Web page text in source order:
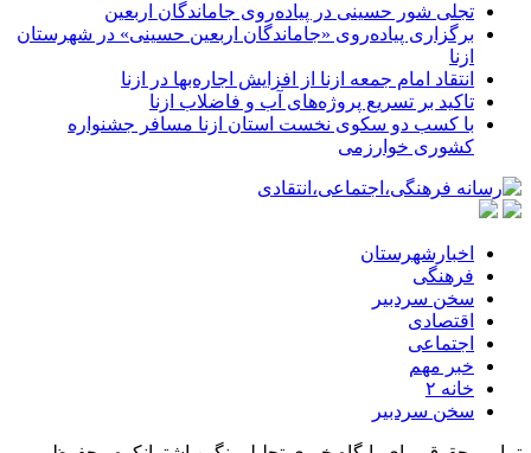
تجلی شور حسینی در پیاده‌روی جاماندگان اربعین
برگزاری پیاده‌روی «جاماندگان اربعین حسینی» در شهرستان
ازنا
انتقاد امام جمعه ازنا از افزایش اجاره‌بها در ازنا
تاکید بر تسریع پروژه‌های آب و فاضلاب ازنا
با کسب دو سکوی نخست استان ازنا مسافر جشنواره
کشوری خوارزمی
اخبارشهرستان
فرهنگی
سخن سردبیر
اقتصادی
اجتماعی
خبر مهم
خانه ۲
سخن سردبیر